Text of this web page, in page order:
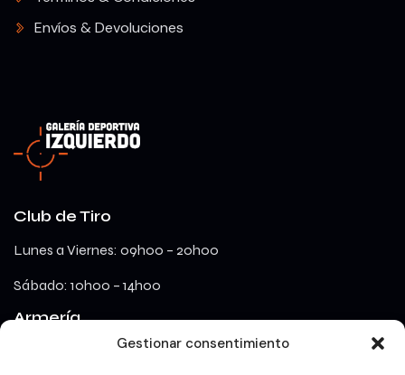
Gestionar consentimiento
Club de Tiro
Lunes a Viernes: 09h00 – 20h00
Sábado: 10h00 – 14h00
Armería
lunes a viernes: 09h00 – 18h00
Envíos & Devoluciones